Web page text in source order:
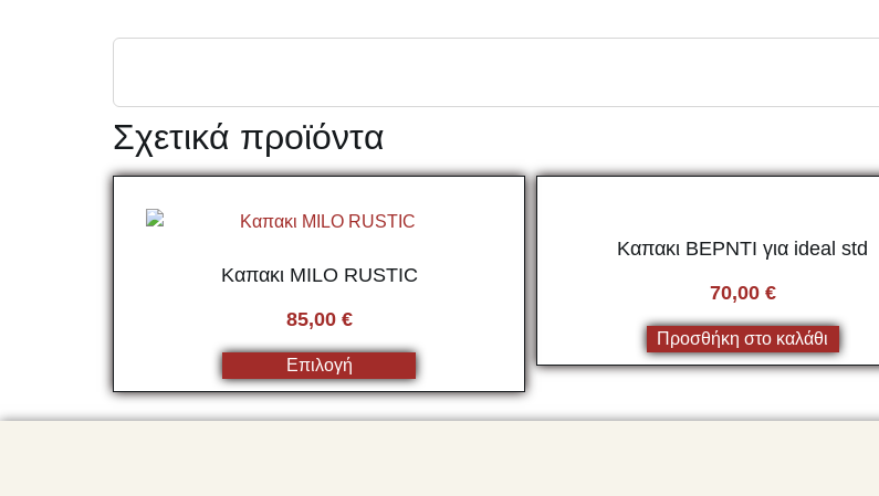
Σχετικά προϊόντα
Καπακι MILO RUSTIC
85,00 €
Επιλογή
Καπακι ΒΕΡΝΤΙ για ideal std
70,00 €
Προσθήκη στο καλάθι